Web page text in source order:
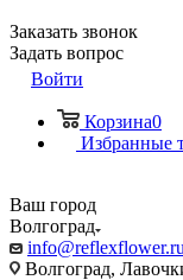
Заказать звонок
Задать вопрос
Войти
Корзина0
Избранные
Ваш город
Волгоград
info@reflexflower.ru
Волгоград,